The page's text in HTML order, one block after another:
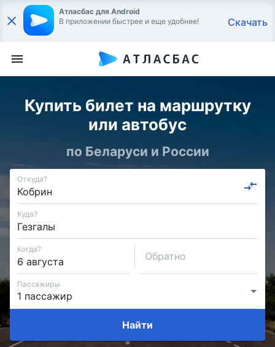
Атласбас для Android
В приложении быстрее и еще удобнее!
Скачать
Купить билет на маршрутку
или автобус
по Беларуси и России
Откуда?
Куда?
Когда?
Обратно
Пассажиры
Найти